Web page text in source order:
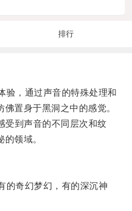
排行
，通过声音的特殊处理和
置身于黑洞之中的感觉。
到声音的不同层次和纹
领域。
奇幻梦幻，有的深沉神